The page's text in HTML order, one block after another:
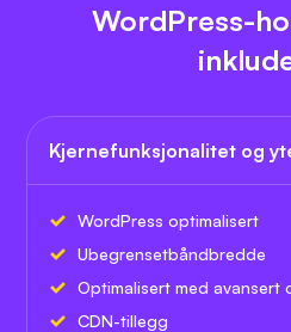
WordPress-
Kjernefunksjonalitet og
WordPress optimalisert
Ubegrensetbåndbredde
Optimalisert med avansert
CDN-tillegg